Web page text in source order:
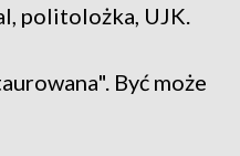
politolożka, UJK.
Być może